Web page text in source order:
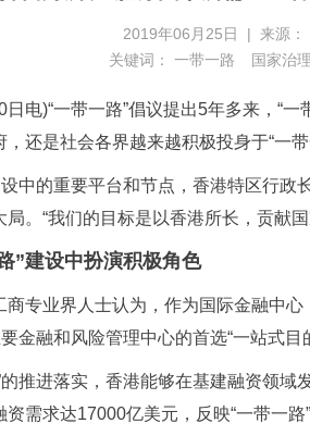
2019年06月25日 | 来源
关键词： 一带一路 国家治
日电)“一带一路”倡议提出5年多来，“
还是社会各界越来越积极投身于“一
设中的重要平台和节点，香港特区行
。“我们的目标是以香港所长，贡献
”建设中扮演积极角色
商专业界人士认为，作为国际金融中
金融和风险管理中心的首选“一站式目
的推进落实，香港能够在基建融资领
需求达17000亿美元，反映“一带一